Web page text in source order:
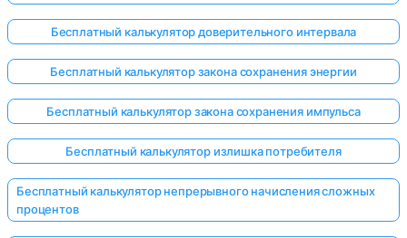
Бесплатный калькулятор доверительного интервала
Бесплатный калькулятор закона сохранения энергии
Бесплатный калькулятор закона сохранения импульса
Бесплатный калькулятор излишка потребителя
Бесплатный калькулятор непрерывного начисления сложных
процентов